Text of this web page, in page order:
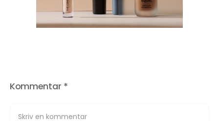
Kommentar *